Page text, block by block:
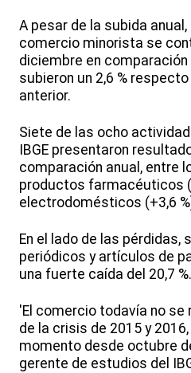
A pesar de la subida
comercio minorista se
diciembre en
subieron un 2,6 %
anterior.
Siete de las ocho
IBGE presentaron
comparación anual, entre
productos farmacéuticos
electrodomésticos (+3,6
En el lado de las pérdidas,
periódicos y artículos de
una fuerte caída del 20,7 %.
'El comercio todavía no
de la crisis de 2015 y
momento desde octubre
gerente de estudios del